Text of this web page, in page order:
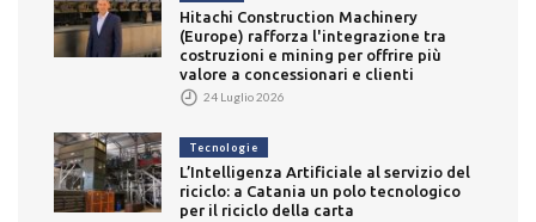
Hitachi Construction Machinery
(Europe) rafforza l'integrazione tra
costruzioni e mining per offrire più
valore a concessionari e clienti
24 Luglio 2026
Tecnologie
L’Intelligenza Artificiale al servizio del
riciclo: a Catania un polo tecnologico
per il riciclo della carta